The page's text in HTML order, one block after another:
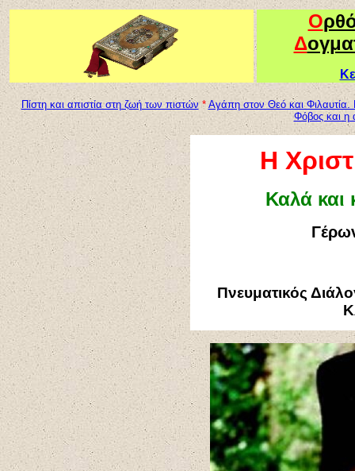
Ο
Δ
Πίστη και απιστία στη ζωή των πιστών * Αγάπη στον Θεό και Φιλαυτία.
Φόβος και η
Η
Καλά και
Πνευματικός